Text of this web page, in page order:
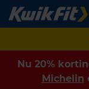
Nu 20%
Michelin